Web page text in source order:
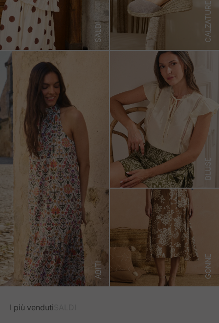
SALDI CALZATURE
ABITI
BLUSE
GONNE
I più venduti